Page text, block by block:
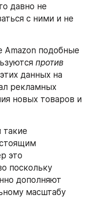
давно не
с ними и не
Amazon подобные
против
данных на
рекламных
новых товаров и
такие
это
поскольку
дополняют
масштабу